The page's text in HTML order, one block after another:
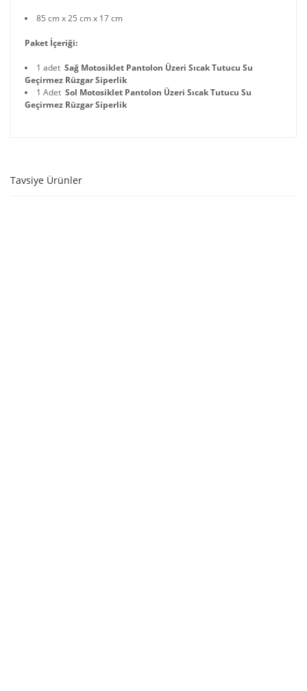
85 cm x 25 cm x 17 cm
Paket İçeriği:
1 adet Sağ Motosiklet Pantolon Üzeri Sıcak Tutucu Su
Geçirmez Rüzgar Siperlik
1 Adet Sol Motosiklet Pantolon Üzeri Sıcak Tutucu Su
Geçirmez Rüzgar Siperlik
Tavsiye Ürünler